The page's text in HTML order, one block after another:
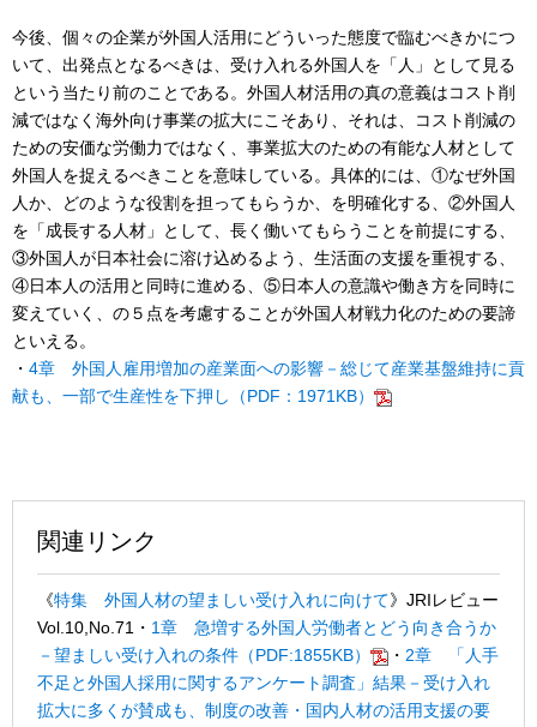
今後、個々の企業が外国人活用にどういった態度で臨むべきかにつ
いて、出発点となるべきは、受け入れる外国人を「人」として見る
という当たり前のことである。外国人材活用の真の意義はコスト削
減ではなく海外向け事業の拡大にこそあり、それは、コスト削減の
ための安価な労働力ではなく、事業拡大のための有能な人材として
外国人を捉えるべきことを意味している。具体的には、①なぜ外国
人か、どのような役割を担ってもらうか、を明確化する、②外国人
を「成長する人材」として、長く働いてもらうことを前提にする、
③外国人が日本社会に溶け込めるよう、生活面の支援を重視する、
④日本人の活用と同時に進める、⑤日本人の意識や働き方を同時に
変えていく、の５点を考慮することが外国人材戦力化のための要諦
といえる。
・ 4章 外国人雇用増加の産業面への影響－総じて産業基盤維持に貢
献も、一部で生産性を下押し（PDF：1971KB）
関連リンク
《特集 外国人材の望ましい受け入れに向けて》JRIレビュー
Vol.10,No.71 ・ 1章 急増する外国人労働者とどう向き合うか
－望ましい受け入れの条件（PDF:1855KB）
・ 2章 「人手
不足と外国人採用に関するアンケート調査」結果－受け入れ
拡大に多くが賛成も、制度の改善・国内人材の活用支援の要